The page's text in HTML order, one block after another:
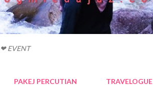
EVENT
PAKEJ PERCUTIAN TRAVELOGUE